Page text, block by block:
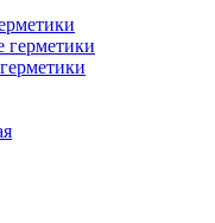
герметики